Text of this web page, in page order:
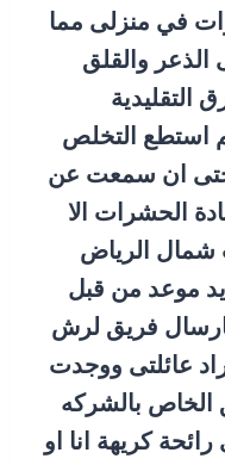
في منزلى مما
الذعر والقلق
استطع التخلص
حتى ان سمعت عن
الحشرات الا
الرياض
موعد من قبل
بارسال فريق لرش
عائلتى ووجدت
الخاص بالشركه
كريهة انا او